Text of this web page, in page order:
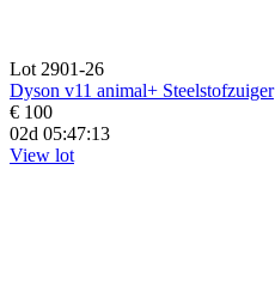
Lot 2901-26
Dyson v11 animal+ Steelstofzuiger
€ 100
02d 05:47:11
View lot